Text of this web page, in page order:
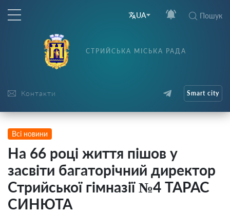
UA Пошук
Контакти
СТРИЙСЬКА МІСЬКА РАДА
Smart city
Всі новини
На 66 році життя пішов у
засвіти багаторічний директор
Стрийської гімназії №4 ТАРАС
СИНЮТА